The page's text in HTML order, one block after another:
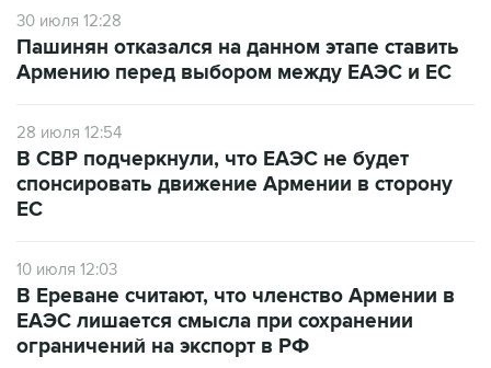
30 июля 12:28
Пашинян отказался на данном этапе ставить
Армению перед выбором между ЕАЭС и ЕС
28 июля 12:54
В СВР подчеркнули, что ЕАЭС не будет
спонсировать движение Армении в сторону
ЕС
10 июля 12:03
В Ереване считают, что членство Армении в
ЕАЭС лишается смысла при сохранении
ограничений на экспорт в РФ